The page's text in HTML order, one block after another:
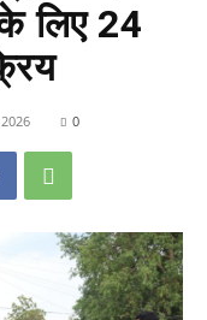
लिए 24
0